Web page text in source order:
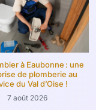
à Eaubonne : une
de plomberie au
du Val d’Oise !
7 août 2026